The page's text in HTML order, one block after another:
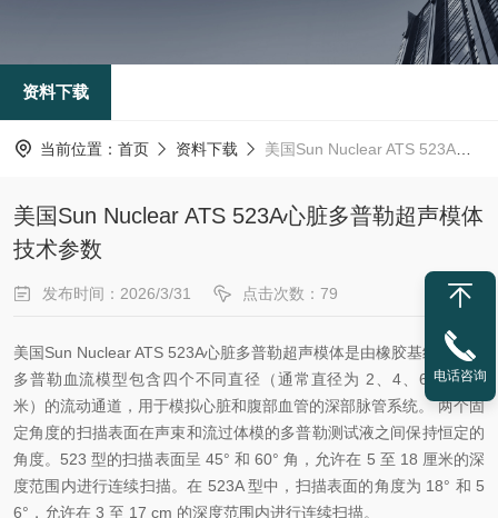
资料下载
当前位置： 首页 资料下载 美国Sun Nuclear ATS 523A心脏多普勒超声模体技术参数
美国Sun Nuclear ATS 523A心脏多普勒超声模体
技术参数
发布时间：2026/3/31 点击次数：79
美国Sun Nuclear ATS 523A心脏多普勒超声模体是由橡胶基组织模拟
多普勒血流模型包含四个不同直径（通常直径为 2、4、6 和 8 毫
米）的流动通道，用于模拟心脏和腹部血管的深部脉管系统。 两个固
定角度的扫描表面在声束和流过体模的多普勒测试液之间保持恒定的
角度。523 型的扫描表面呈 45° 和 60° 角，允许在 5 至 18 厘米的深
度范围内进行连续扫描。在 523A 型中，扫描表面的角度为 18° 和 5
6°，允许在 3 至 17 cm 的深度范围内进行连续扫描。
电话咨询